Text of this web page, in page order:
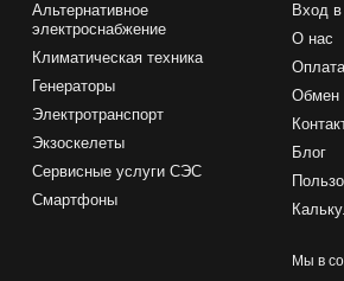
Альтернативное
электроснабжение
Климатическая техника
Генераторы
Электротранспорт
Экзоскелеты
Сервисные услуги СЭС
Смартфоны
Вход
О нас
Обмен
Блог
Мы в